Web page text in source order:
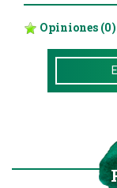
Opiniones (0)